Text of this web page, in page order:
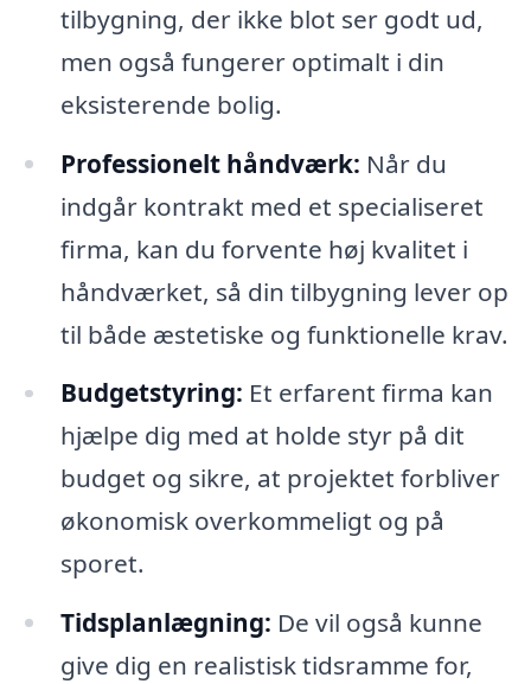
tilbygning, der ikke blot ser godt ud,
men også fungerer optimalt i din
eksisterende bolig.
Professionelt håndværk: Når du
indgår kontrakt med et specialiseret
firma, kan du forvente høj kvalitet i
håndværket, så din tilbygning lever op
til både æstetiske og funktionelle krav.
Budgetstyring: Et erfarent firma kan
hjælpe dig med at holde styr på dit
budget og sikre, at projektet forbliver
økonomisk overkommeligt og på
sporet.
Tidsplanlægning: De vil også kunne
give dig en realistisk tidsramme for,